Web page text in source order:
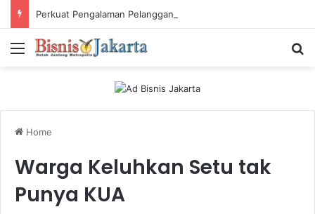
Menu
Home
Warga Keluhkan Setu tak
Punya KUA